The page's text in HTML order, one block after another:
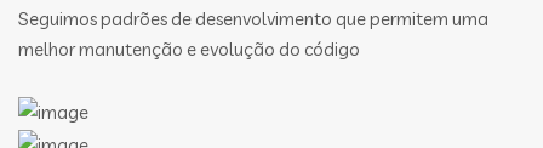
Seguimos padrões de desenvolvimento que permitem uma
melhor manutenção e evolução do código